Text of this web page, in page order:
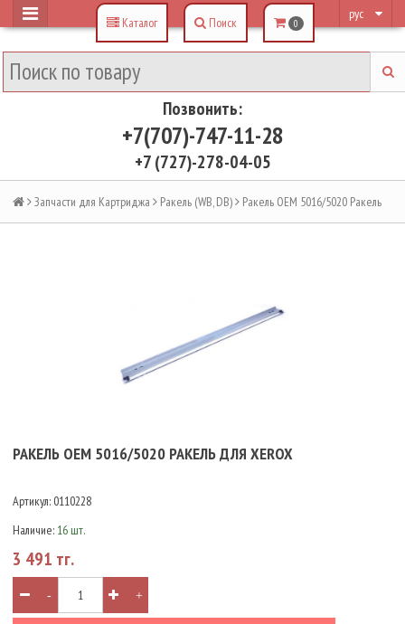
рус
Позвонить:
+7(707)-747-11-28
+7 (727)-278-04-05
Каталог Поиск 0
Запчасти для Картриджа Ракель (WB, DB) Ракель OEM 5016/5020 Ракель
РАКЕЛЬ OEM 5016/5020 РАКЕЛЬ ДЛЯ XEROX
Артикул: 0110228
Наличие: 16 шт.
3 491 тг.
- +